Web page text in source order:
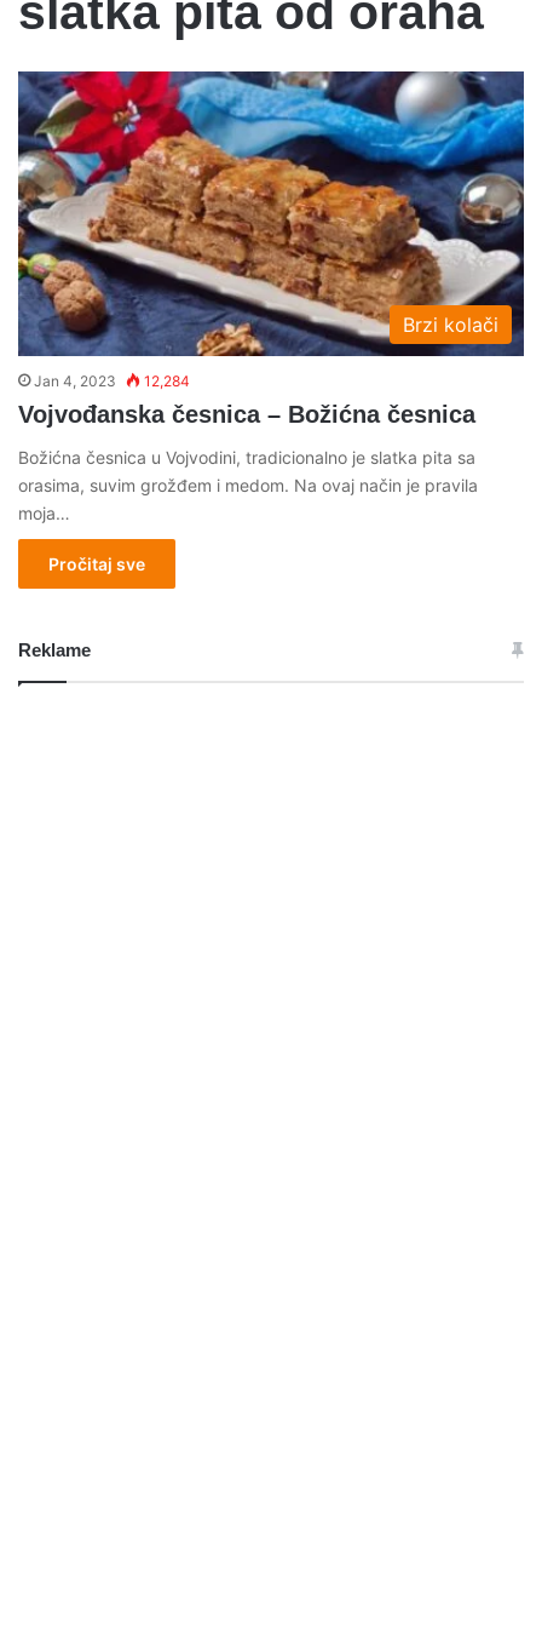
slatka pita od oraha
Brzi kolači
Jan 4, 2023 12,284
Vojvođanska česnica – Božićna česnica
Božićna česnica u Vojvodini, tradicionalno je slatka pita sa
orasima, suvim grožđem i medom. Na ovaj način je pravila
moja…
Pročitaj sve
Reklame